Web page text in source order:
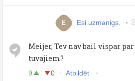
E Esi uzmanigs.
Meijer, Tev nav bail vispar
tuvajiem?
9 0 Atbildēt